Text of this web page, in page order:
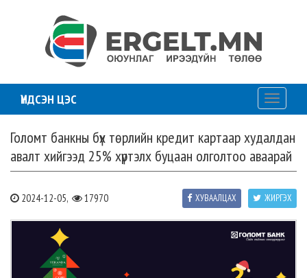
ҮНДСЭН ЦЭС
Toggle
Голомт банкны бүх төрлийн кредит картаар худалдан
авалт хийгээд 25% хүртэлх буцаан олголтоо аваарай
2024-12-05, 17970 ЖИРГЭХ
ХУВААЛЦАХ